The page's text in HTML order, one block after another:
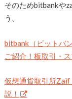
そのためbitbankや
う。
bitbank（ビットバ
ご紹介！板取引・
仮想通貨取引所Zaif
説！